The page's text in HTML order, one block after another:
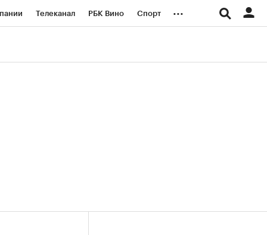
Телеканал РБК Вино Спорт ...